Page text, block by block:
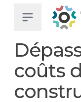
content
coûts